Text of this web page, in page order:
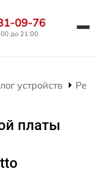
09-76
до 21:00
устройств
платы